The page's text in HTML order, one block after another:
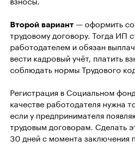
взносы.
Второй вариант — оформить
трудовому договору. Тогда ИП
работодателем и обязан
вести кадровый учёт, платить
соблюдать нормы Трудового
Регистрация в Социальном
качестве работодателя нужна
если у предпринимателя
трудовым договорам. Сделать
30 дней с момента заключения